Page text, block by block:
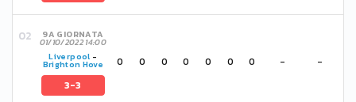
9A GIORNATA
01/10/2022 14:00
Liverpool -
Brighton Hove
3-3
0 0 0 0 0 0 0 - -